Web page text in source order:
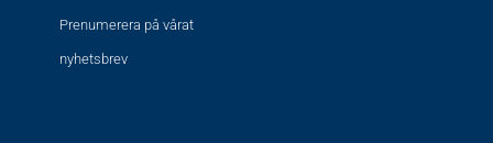
Prenumerera på vårat
nyhetsbrev